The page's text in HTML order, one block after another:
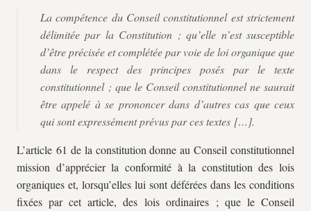
La compétence du Conseil constitutionnel est strictement
délimitée par la Constitution ; qu’elle n’est susceptible
d’être précisée et complétée par voie de loi organique que
dans le respect des principes posés par le texte
constitutionnel ; que le Conseil constitutionnel ne saurait
être appelé à se prononcer dans d’autres cas que ceux
qui sont expressément prévus par ces textes […].
L’article 61 de la constitution donne au Conseil constitutionnel
mission d’apprécier la conformité à la constitution des lois
organiques et, lorsqu’elles lui sont déférées dans les conditions
fixées par cet article, des lois ordinaires ; que le Conseil